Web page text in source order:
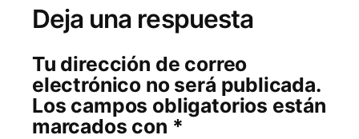
Deja una respuesta
Tu dirección de correo
electrónico no será publicada.
Los campos obligatorios están
marcados con *